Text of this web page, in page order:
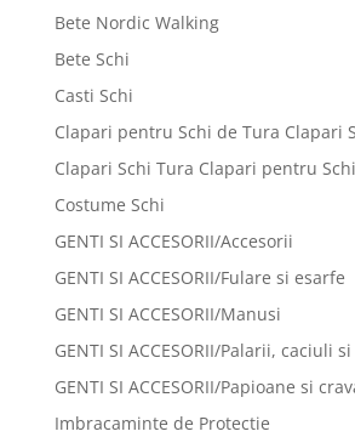
Bete Nordic Walking
Bete Schi
Casti Schi
Clapari pentru Schi de Tura Clapari
Clapari Schi Tura Clapari pentru
Costume Schi
GENTI SI ACCESORII/Accesorii
GENTI SI ACCESORII/Fulare si esarfe
GENTI SI ACCESORII/Manusi
GENTI SI ACCESORII/Palarii, caciuli
GENTI SI ACCESORII/Papioane si
Imbracaminte de Protectie